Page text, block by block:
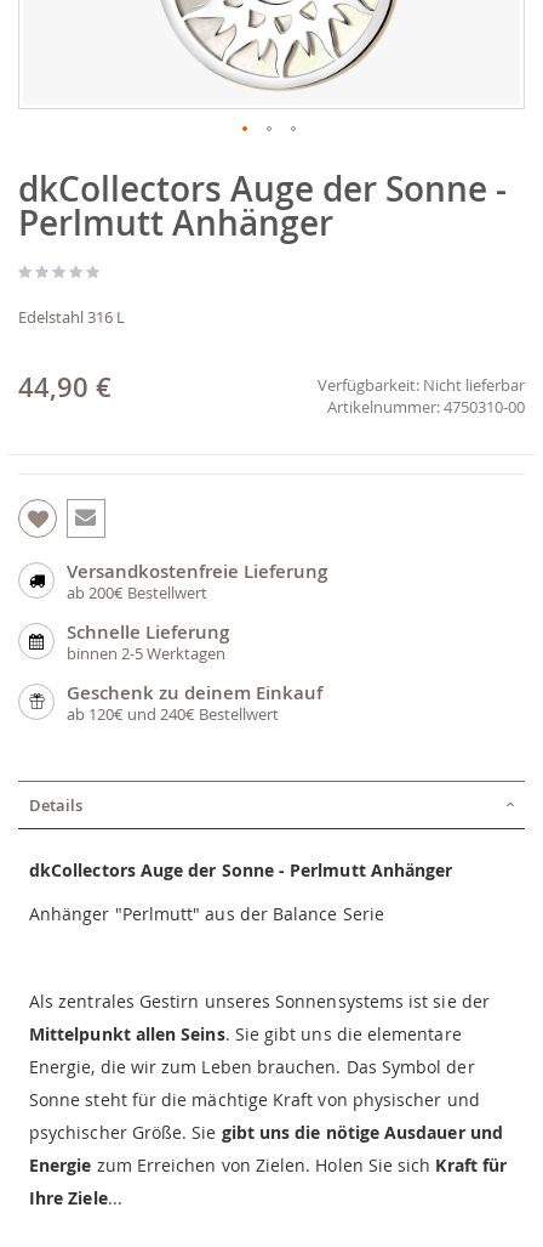
Anfang
der
Bildgalerie
dkCollectors Auge der Sonne -
Perlmutt Anhänger
Edelstahl 316 L
44,90 € Verfügbarkeit: Nicht lieferbar
4750310-00
Versandkostenfreie Lieferung
ab 200€ Bestellwert
Schnelle Lieferung
binnen 2-5 Werktagen
Geschenk zu deinem Einkauf
ab 120€ und 240€ Bestellwert
Details
dkCollectors Auge der Sonne - Perlmutt Anhänger
Anhänger "Perlmutt" aus der Balance Serie
Als zentrales Gestirn unseres Sonnensystems ist sie der
Mittelpunkt allen Seins. Sie gibt uns die elementare
Energie, die wir zum Leben brauchen. Das Symbol der
Sonne steht für die mächtige Kraft von physischer und
psychischer Größe. Sie gibt uns die nötige Ausdauer und
Energie zum Erreichen von Zielen. Holen Sie sich Kraft für
Ihre Ziele...